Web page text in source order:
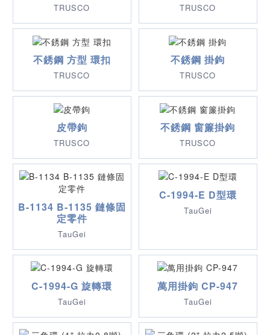
TRUSCO TRUSCO
不銹鋼 方型 環扣
TRUSCO
不銹鋼 掛鉤
TRUSCO
皮帶鉤
TRUSCO
不銹鋼 窗簾掛鉤
TRUSCO
B-1134 B-1135 鏈條固
定零件
TauGei
C-1994-E D型環
TauGei
C-1994-G 旋轉環
TauGei
萬用掛鉤 CP-947
TauGei